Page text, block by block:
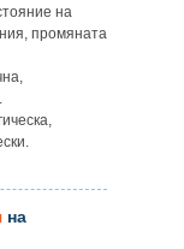
на
промяната
на